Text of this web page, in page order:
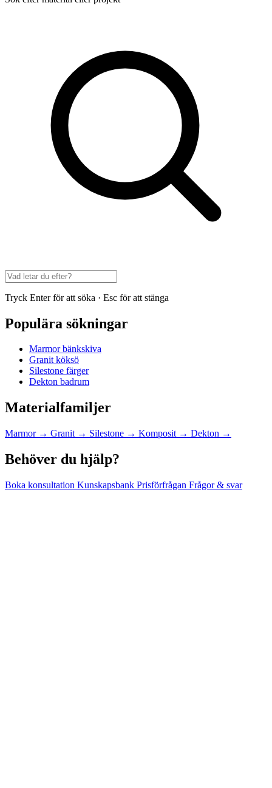
Tryck Enter för att söka · Esc för att stänga
Populära sökningar
Marmor bänkskiva
Granit köksö
Silestone färger
Dekton badrum
Materialfamiljer
Marmor → Granit → Silestone → Komposit → Dekton →
Behöver du hjälp?
Boka konsultation Kunskapsbank Prisförfrågan Frågor & svar